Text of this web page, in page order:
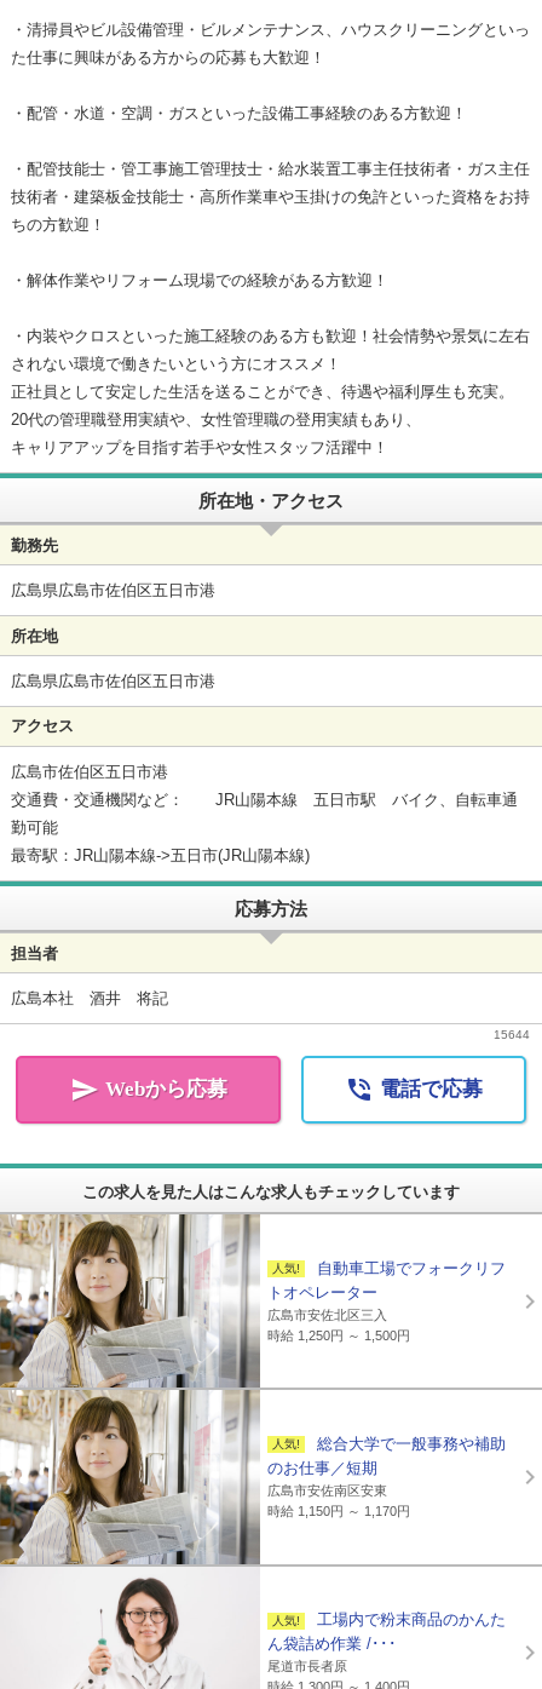
・清掃員やビル設備管理・ビルメンテナンス、ハウスクリーニングといっ
た仕事に興味がある方からの応募も大歓迎！
・配管・水道・空調・ガスといった設備工事経験のある方歓迎！
・配管技能士・管工事施工管理技士・給水装置工事主任技術者・ガス主任
技術者・建築板金技能士・高所作業車や玉掛けの免許といった資格をお持
ちの方歓迎！
・解体作業やリフォーム現場での経験がある方歓迎！
・内装やクロスといった施工経験のある方も歓迎！社会情勢や景気に左右
されない環境で働きたいという方にオススメ！
正社員として安定した生活を送ることができ、待遇や福利厚生も充実。
20代の管理職登用実績や、女性管理職の登用実績もあり、
キャリアアップを目指す若手や女性スタッフ活躍中！
所在地・アクセス
勤務先
広島県広島市佐伯区五日市港
所在地
広島県広島市佐伯区五日市港
アクセス
広島市佐伯区五日市港
交通費・交通機関など： JR山陽本線 五日市駅 バイク、自転車通
勤可能
最寄駅：JR山陽本線->五日市(JR山陽本線)
応募方法
担当者
広島本社 酒井 将記
15644
 Webから応募  電話で応募
この求人を見た人はこんな求人もチェックしています
自動車工場でフォークリフ
トオペレーター
広島市安佐北区三入
時給 1,250円 ～ 1,500円
総合大学で一般事務や補助
のお仕事／短期
広島市安佐南区安東
時給 1,150円 ～ 1,170円
工場内で粉末商品のかんた
ん袋詰め作業 /･･･
尾道市長者原